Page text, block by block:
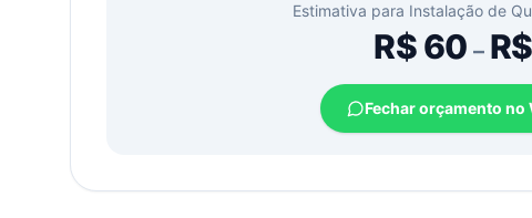
Estimativa para Instalação de
R$60 –R$
Fechar orçamento no